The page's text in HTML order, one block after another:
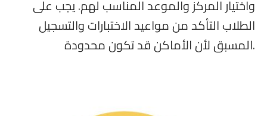
واختيار المركز والموعد المناسب لهم. يجب على
الطلاب التأكد من مواعيد الاختبارات والتسجيل
المسبق لأن الأماكن قد تكون محدودة.